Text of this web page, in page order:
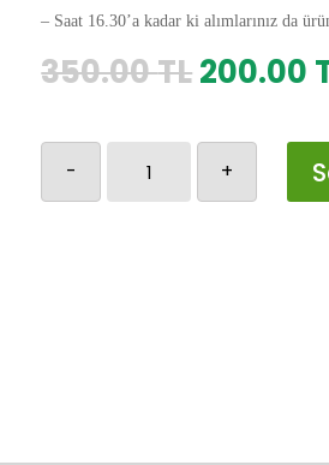
– Saat 16.30’a kadar ki alımlarınız da
350.00TLOrijinal
350.00
200.00
- +